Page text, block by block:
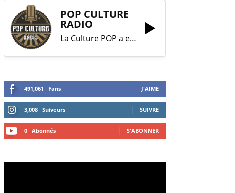
POP CULTURE
RADIO
La Culture POP a enfin trouvé sa RADIO !
491,061 Fans J'AIME
3,008 Suiveurs SUIVRE
0 Abonnés S'ABONNER